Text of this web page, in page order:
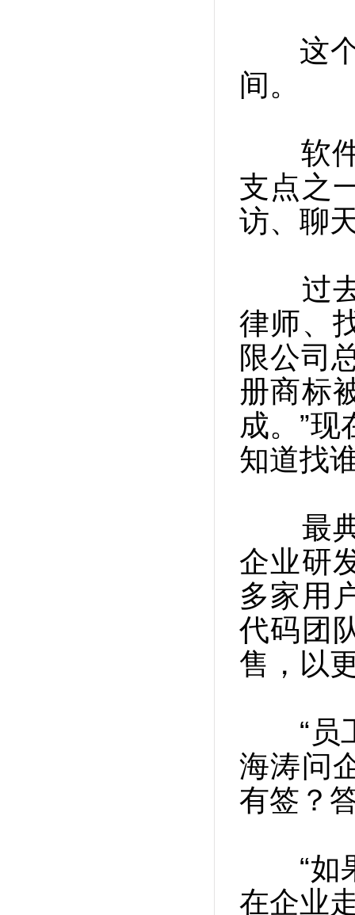
这个“
间。
软件
支点之
访、聊
过去
律师、
限公司
册商标
成。”
知道找
最典
企业研
多家用
代码团
售，以
“员工
海涛问
有签？
“如果
在企业